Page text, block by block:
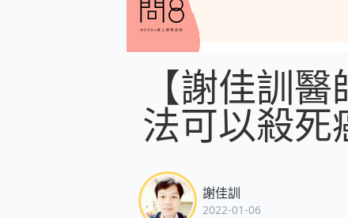
【謝佳訓
法可以殺死
謝佳訓
2022-01-06